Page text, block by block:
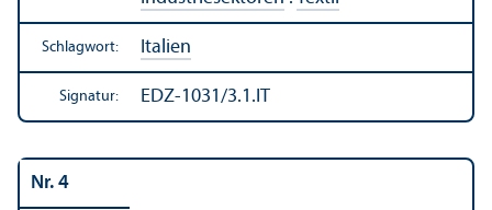
Schlagwort: Italien
Signatur: EDZ-1031/3.1.IT
Nr. 4